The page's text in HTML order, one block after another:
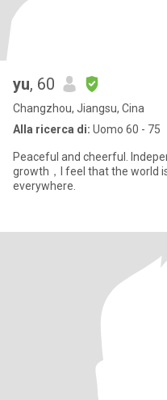
yu, 60
Changzhou, Jiangsu, Cina
Alla ricerca di: Uomo 60 - 75
Peaceful and cheerful.
growth，I feel that the world
everywhere.